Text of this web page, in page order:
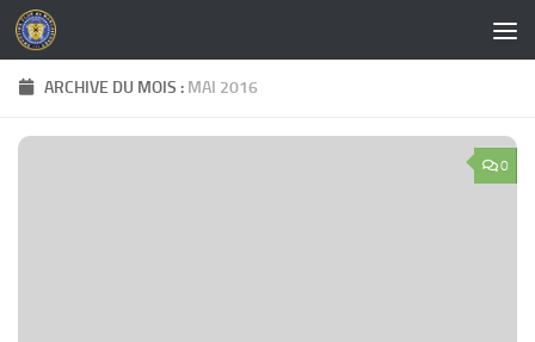
Skip to content
ARCHIVE DU MOIS : MAI 2016
0